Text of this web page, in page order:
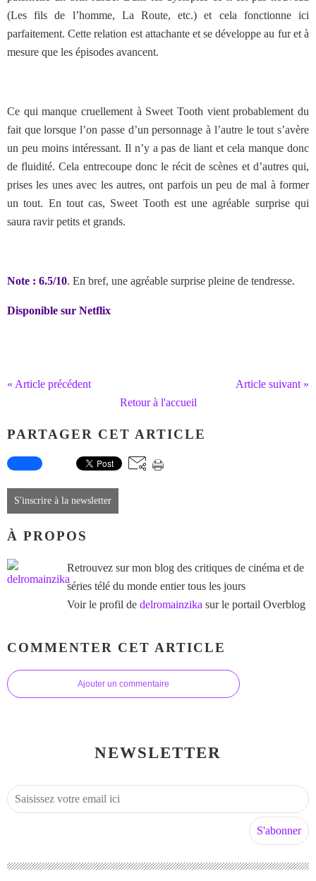
(Les fils de l’homme, La Route, etc.) et cela fonctionne ici
parfaitement. Cette relation est attachante et se développe au fur et à
mesure que les épisodes avancent.
Ce qui manque cruellement à Sweet Tooth vient probablement du
fait que lorsque l’on passe d’un personnage à l’autre le tout s’avère
un peu moins intéressant. Il n’y a pas de liant et cela manque donc
de fluidité. Cela entrecoupe donc le récit de scènes et d’autres qui,
prises les unes avec les autres, ont parfois un peu de mal à former
un tout. En tout cas, Sweet Tooth est une agréable surprise qui
saura ravir petits et grands.
Note : 6.5/10. En bref, une agréable surprise pleine de tendresse.
Disponible sur Netflix
« Article précédent
Article suivant »
Retour à l'accueil
PARTAGER CET ARTICLE
S'inscrire à la newsletter
À PROPOS
Retrouvez sur mon blog des critiques de cinéma et de
séries télé du monde entier tous les jours
Voir le profil de delromainzika sur le portail Overblog
COMMENTER CET ARTICLE
Ajouter un commentaire
NEWSLETTER